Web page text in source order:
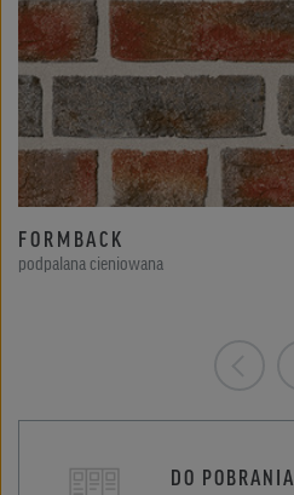
FORMBACK
podpalana cieniowana
DO POBRANIA